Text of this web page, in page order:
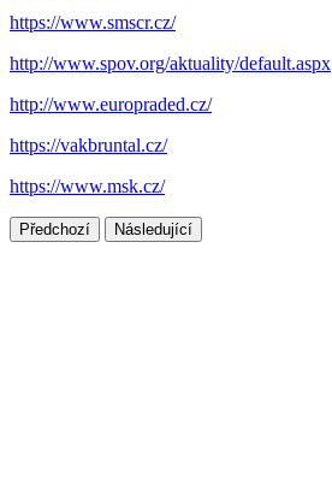
https://www.smscr.cz/
http://www.spov.org/aktuality/default.aspx
http://www.europraded.cz/
https://vakbruntal.cz/
https://www.msk.cz/
Předchozí Následující